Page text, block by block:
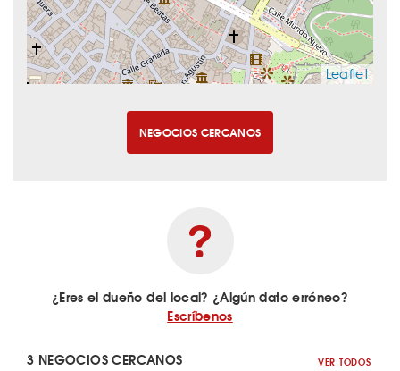
Leaflet
NEGOCIOS CERCANOS
¿Eres el dueño del local? ¿Algún dato erróneo?
Escríbenos
3 NEGOCIOS CERCANOS VER TODOS